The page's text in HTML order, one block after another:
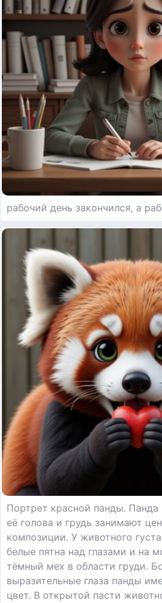
рабочий день закончился, а
Портрет красной панды. Панда
её голова и грудь занимают
композиции. У животного
белые пятна над глазами и на
тёмный мех в области груди.
выразительные глаза панды
цвет. В открытой пасти